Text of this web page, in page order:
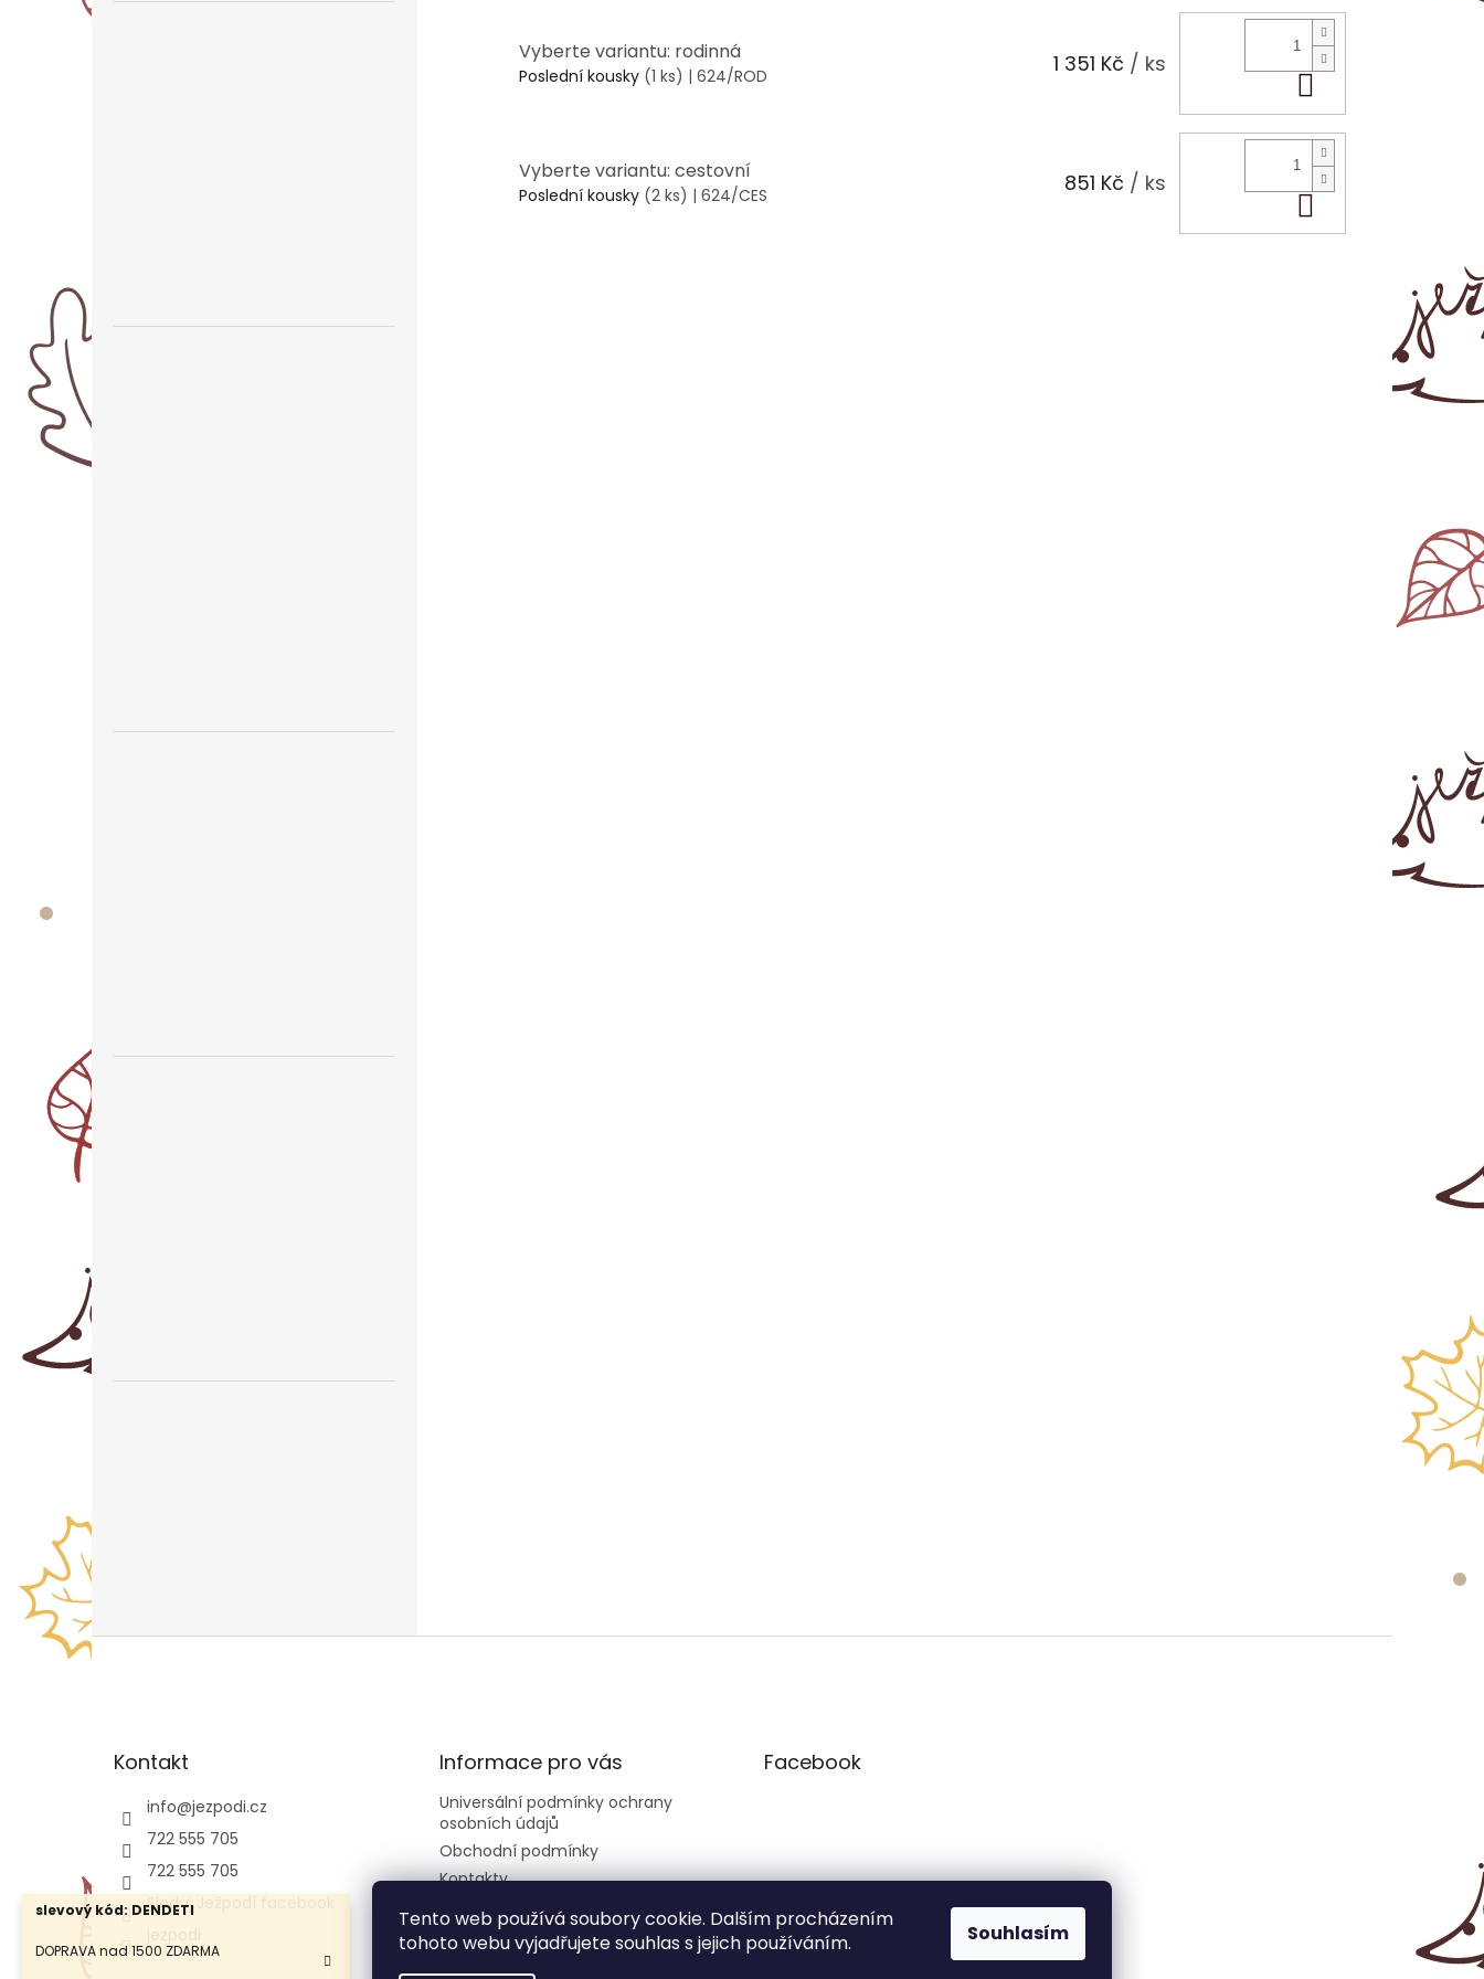
Tento web používá soubory cookie. Dalším procházením
tohoto webu vyjadřujete souhlas s jejich používáním.
Souhlasím
slevový kód: DENDETI
DOPRAVA nad 1500 ZDARMA
Vyberte variantu: rodinná
Poslední kousky (1 ks) | 624/ROD 1 351 Kč / ks
Vyberte variantu: cestovní
Poslední kousky (2 ks) | 624/CES 851 Kč / ks
Do košíku
Kontakt
info@jezpodi.cz
722 555 705
722 555 705
Sleduj Ježpodí facebook
Informace pro vás
Universální podmínky ochrany
osobních údajů
Obchodní podmínky
Kontakty
Facebook